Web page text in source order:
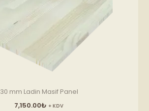
30 mm Ladin Masif Panel
7,150.00₺ + KDV